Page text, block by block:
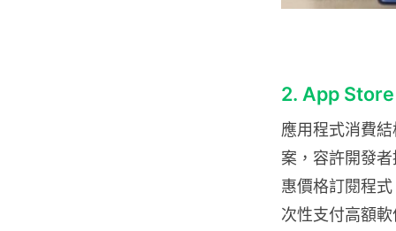
2. App
應用程式消費
案，容許開發
惠價格訂閱程
次性支付高額